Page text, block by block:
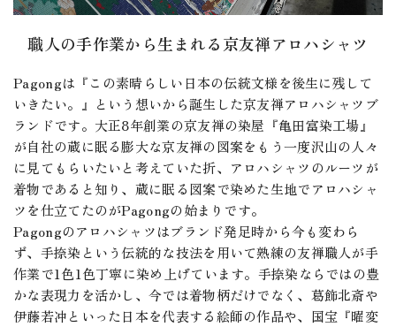
職人の手作業から生まれる京友禅アロハシャツ
Pagongは『この素晴らしい日本の伝統文様を後生に残して
いきたい。』という想いから誕生した京友禅アロハシャツブ
ランドです。大正8年創業の京友禅の染屋『亀田富染工場』
が自社の蔵に眠る膨大な京友禅の図案をもう一度沢山の人々
に見てもらいたいと考えていた折、アロハシャツのルーツが
着物であると知り、蔵に眠る図案で染めた生地でアロハシャ
ツを仕立てたのがPagongの始まりです。
Pagongのアロハシャツはブランド発足時から今も変わら
ず、手捺染という伝統的な技法を用いて熟練の友禅職人が手
作業で1色1色丁寧に染め上げています。手捺染ならではの豊
かな表現力を活かし、今では着物柄だけでなく、葛飾北斎や
伊藤若冲といった日本を代表する絵師の作品や、国宝『曜変